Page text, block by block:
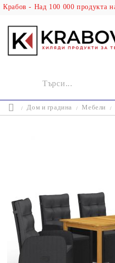
Дом и градина Мебели